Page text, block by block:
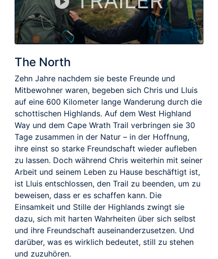
The North
Zehn Jahre nachdem sie beste Freunde und
Mitbewohner waren, begeben sich Chris und Lluis
auf eine 600 Kilometer lange Wanderung durch die
schottischen Highlands. Auf dem West Highland
Way und dem Cape Wrath Trail verbringen sie 30
Tage zusammen in der Natur – in der Hoffnung,
ihre einst so starke Freundschaft wieder aufleben
zu lassen. Doch während Chris weiterhin mit seiner
Arbeit und seinem Leben zu Hause beschäftigt ist,
ist Lluis entschlossen, den Trail zu beenden, um zu
beweisen, dass er es schaffen kann. Die
Einsamkeit und Stille der Highlands zwingt sie
dazu, sich mit harten Wahrheiten über sich selbst
und ihre Freundschaft auseinanderzusetzen. Und
darüber, was es wirklich bedeutet, still zu stehen
und zuzuhören.